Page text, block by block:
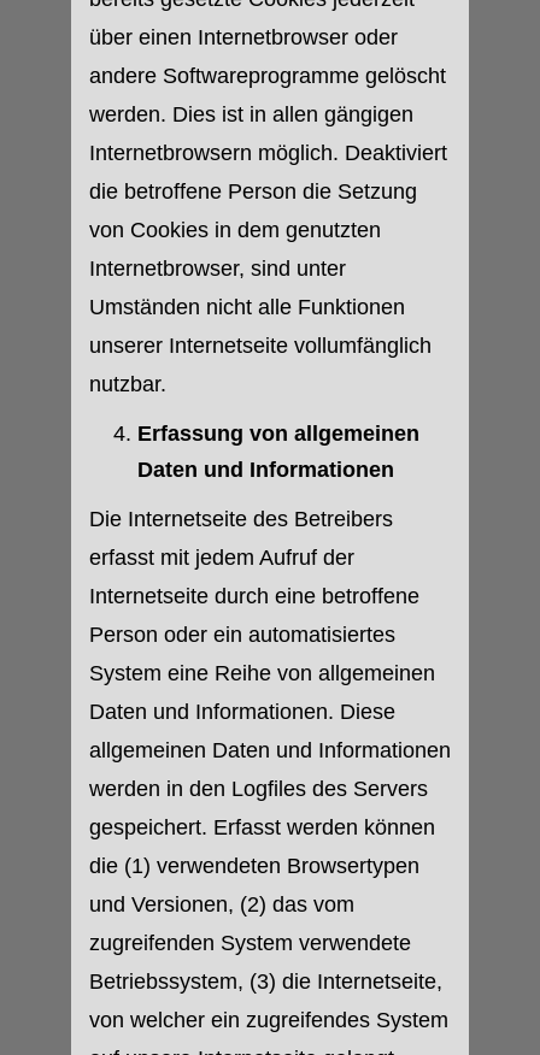
über einen Internetbrowser oder
andere Softwareprogramme gelöscht
werden. Dies ist in allen gängigen
Internetbrowsern möglich. Deaktiviert
die betroffene Person die Setzung
von Cookies in dem genutzten
Internetbrowser, sind unter
Umständen nicht alle Funktionen
unserer Internetseite vollumfänglich
nutzbar.
Erfassung von allgemeinen
Daten und Informationen
Die Internetseite des Betreibers
erfasst mit jedem Aufruf der
Internetseite durch eine betroffene
Person oder ein automatisiertes
System eine Reihe von allgemeinen
Daten und Informationen. Diese
allgemeinen Daten und Informationen
werden in den Logfiles des Servers
gespeichert. Erfasst werden können
die (1) verwendeten Browsertypen
und Versionen, (2) das vom
zugreifenden System verwendete
Betriebssystem, (3) die Internetseite,
von welcher ein zugreifendes System